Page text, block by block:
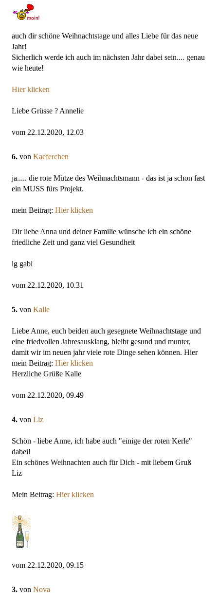
auch dir schöne Weihnachtstage und alles Liebe für das neue
Jahr!
Sicherlich werde ich auch im nächsten Jahr dabei sein.... genau
wie heute!
Hier klicken
Liebe Grüsse ? Annelie
vom 22.12.2020, 12.03
6. von Kaeferchen
ja..... die rote Mütze des Weihnachtsmann - das ist ja schon fast
ein MUSS fürs Projekt.
mein Beitrag: Hier klicken
Dir liebe Anna und deiner Familie wünsche ich ein schöne
friedliche Zeit und ganz viel Gesundheit
lg gabi
vom 22.12.2020, 10.31
5. von Kalle
Liebe Anne, euch beiden auch gesegnete Weihnachtstage und
eine friedvollen Jahresausklang, bleibt gesund und munter,
damit wir im neuen jahr viele rote Dinge sehen können. Hier
mein Beitrag: Hier klicken
Herzliche Grüße Kalle
vom 22.12.2020, 09.49
4. von Liz
Schön - liebe Anne, ich habe auch "einige der roten Kerle"
dabei!
Ein schönes Weihnachten auch für Dich - mit liebem Gruß
Liz
Mein Beitrag: Hier klicken
vom 22.12.2020, 09.15
3. von Nova